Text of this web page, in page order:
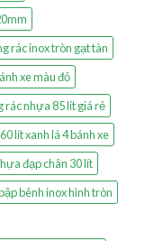
rác inox tròn gạt tàn
xe màu đỏ
rác nhựa 85 lít giá rẻ
lít xanh lá 4 bánh xe
đạp chân 30 lít
bênh inox hình tròn